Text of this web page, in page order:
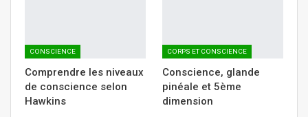
CONSCIENCE
Comprendre les niveaux
de conscience selon
Hawkins
CORPS ET CONSCIENCE
Conscience, glande
pinéale et 5ème
dimension